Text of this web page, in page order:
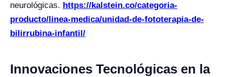
neurológicas. https://kalstein.co/categoria-
producto/linea-medica/unidad-de-fototerapia-de-
bilirrubina-infantil/
Innovaciones Tecnológicas en la